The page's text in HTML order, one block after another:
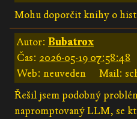
Mohu doporčit knihy o
Autor: Bubatrox
Čas: 2026-05-19 07:58:48
Web: neuveden
Mail:
Řešil jsem podobný
napromptovaný LLM, se